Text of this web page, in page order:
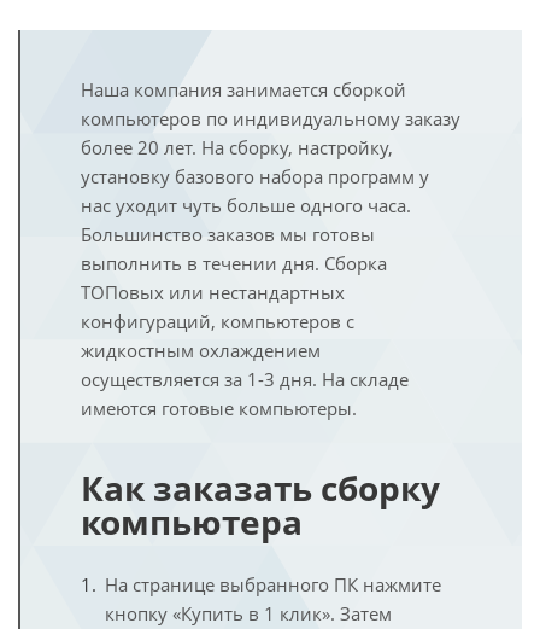
Наша компания занимается сборкой
компьютеров по индивидуальному заказу
более 20 лет. На сборку, настройку,
установку базового набора программ у
нас уходит чуть больше одного часа.
Большинство заказов мы готовы
выполнить в течении дня. Сборка
ТОПовых или нестандартных
конфигураций, компьютеров с
жидкостным охлаждением
осуществляется за 1-3 дня. На складе
имеются готовые компьютеры.
Как заказать сборку
компьютера
На странице выбранного ПК нажмите
кнопку «Купить в 1 клик». Затем